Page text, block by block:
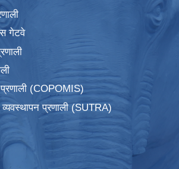
गेटवे
(COPOMIS)
प्रणाली (SUTRA)